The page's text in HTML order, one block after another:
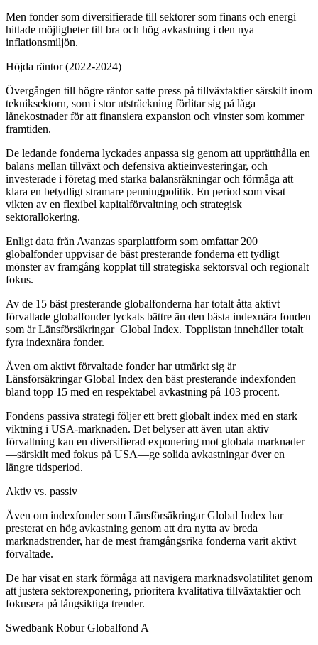
Men fonder som diversifierade till sektorer som finans och energi
hittade möjligheter till bra och hög avkastning i den nya
inflationsmiljön.
Höjda räntor (2022-2024)
Övergången till högre räntor satte press på tillväxtaktier särskilt inom
tekniksektorn, som i stor utsträckning förlitar sig på låga
lånekostnader för att finansiera expansion och vinster som kommer
framtiden.
De ledande fonderna lyckades anpassa sig genom att upprätthålla en
balans mellan tillväxt och defensiva aktieinvesteringar, och
investerade i företag med starka balansräkningar och förmåga att
klara en betydligt stramare penningpolitik. En period som visat
vikten av en flexibel kapitalförvaltning och strategisk
sektorallokering.
Enligt data från Avanzas sparplattform som omfattar 200
globalfonder uppvisar de bäst presterande fonderna ett tydligt
mönster av framgång kopplat till strategiska sektorsval och regionalt
fokus.
Av de 15 bäst presterande globalfonderna har totalt åtta aktivt
förvaltade globalfonder lyckats bättre än den bästa indexnära fonden
som är Länsförsäkringar Global Index. Topplistan innehåller totalt
fyra indexnära fonder.
Även om aktivt förvaltade fonder har utmärkt sig är
Länsförsäkringar Global Index den bäst presterande indexfonden
bland topp 15 med en respektabel avkastning på 103 procent.
Fondens passiva strategi följer ett brett globalt index med en stark
viktning i USA-marknaden. Det belyser att även utan aktiv
förvaltning kan en diversifierad exponering mot globala marknader
—särskilt med fokus på USA—ge solida avkastningar över en
längre tidsperiod.
Aktiv vs. passiv
Även om indexfonder som Länsförsäkringar Global Index har
presterat en hög avkastning genom att dra nytta av breda
marknadstrender, har de mest framgångsrika fonderna varit aktivt
förvaltade.
De har visat en stark förmåga att navigera marknadsvolatilitet genom
att justera sektorexponering, prioritera kvalitativa tillväxtaktier och
fokusera på långsiktiga trender.
Swedbank Robur Globalfond A